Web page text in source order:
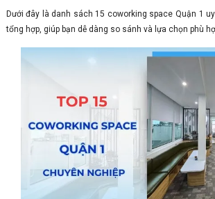
Dưới đây là danh sách 15 coworking space Quận 1
tổng hợp, giúp bạn dễ dàng so sánh và lựa chọn phù